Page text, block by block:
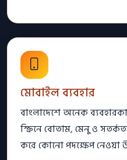
মোবাইল ব্যবহার
বাংলাদেশে অনেক
স্ক্রিনে বোতাম, মেনু ও
করে কোনো পদক্ষেপ নেওয়া